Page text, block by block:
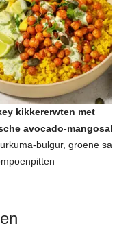
kikkererwten met
avocado-
bulgur, groene